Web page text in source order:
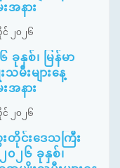
အနား
၂၀၂၆
ခုနှစ်၊ မြန်မာ
သမီးများနေ့
အနား
၂၀၂၆
တိုင်းဒေသကြီး
၀၂၆ ခုနှစ်၊